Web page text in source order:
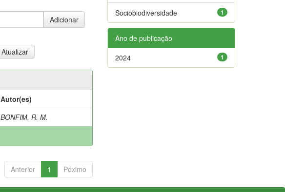
Autor(es)
BONFIM, R. M.
Anterior 1 Póximo
1
Sociobiodiversidade
Ano de publicação
1
2024